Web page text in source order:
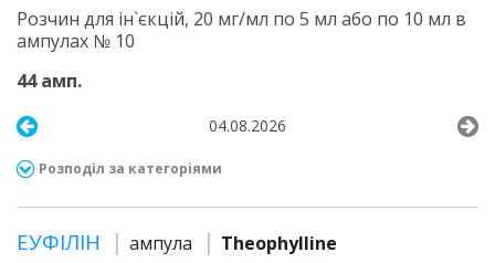
Розчин для ін`єкцій, 20 мг/мл по 5 мл або по 10 мл в
ампулах № 10
44 амп.
04.08.2026
Розподіл за категоріями
ЕУФІЛІН ампула
Theophylline